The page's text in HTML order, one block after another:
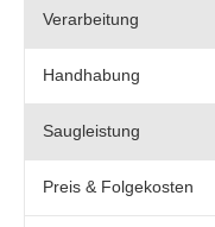
Verarbeitung
Handhabung
Saugleistung
Preis & Folgekosten